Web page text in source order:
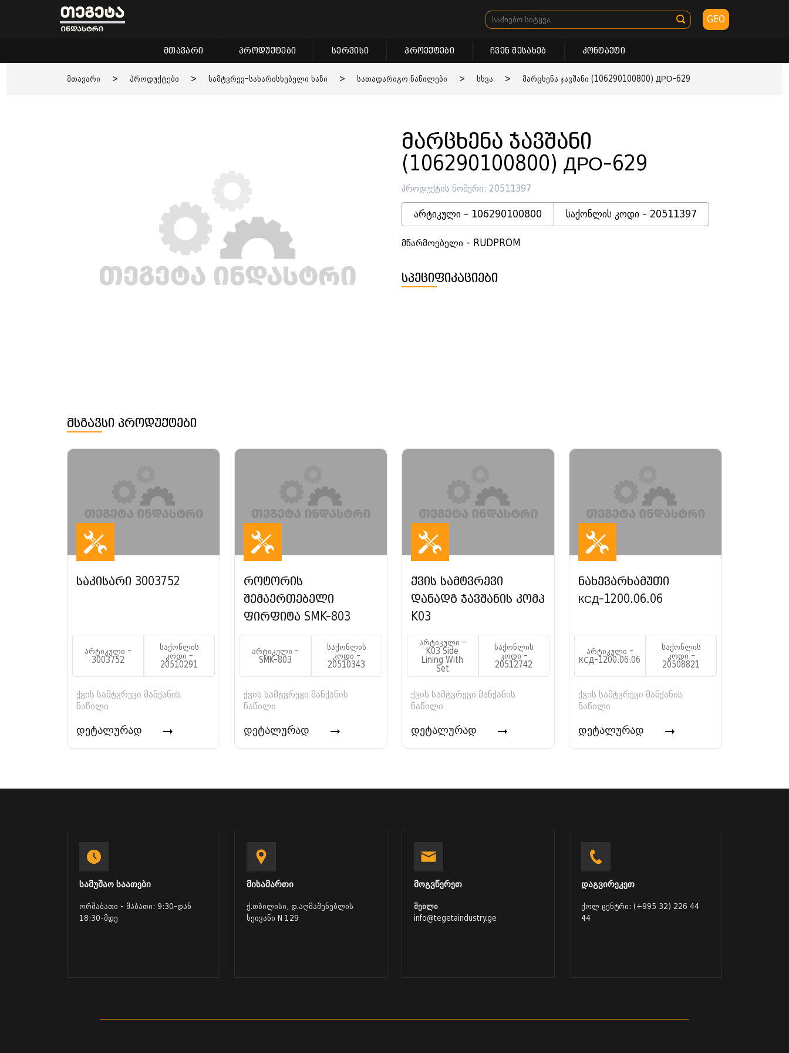
GEO
მთავარი პროდუქტები სერვისი პროექტები ჩვენ შესახებ კონტაქტი
მთავარი > პროდუქტები > სამტვრევ-სახარისხებელი ხაზი > სათადარიგო ნაწილები > სხვა > მარცხენა ჯავშანი (106290100800) ДРО-629
მარცხენა ჯავშანი
(106290100800) ДРО-629
პროდუქტის ნომერი: 20511397
არტიკული - 106290100800 საქონლის კოდი - 20511397
მწარმოებელი - RUDPROM
სპეციფიკაციები
მსგავსი პროდუქტები
საკისარი 3003752
არტიკული -
3003752
საქონლის
კოდი -
20510291
ქვის სამტვრევი მანქანის
ნაწილი
დეტალურად
როტორის
შემაერთებელი
ფირფიტა SMK-803
არტიკული -
SMK-803
საქონლის
კოდი -
20510343
ქვის სამტვრევი მანქანის
ნაწილი
დეტალურად
ქვის სამტვრევი
დანადგ ჯავშანის კომპ
K03
არტიკული -
K03 Side
Lining With
Set
საქონლის
კოდი -
20512742
ქვის სამტვრევი მანქანის
ნაწილი
დეტალურად
ნახევარხამუთი
КСД-1200.06.06
არტიკული -
КСД-1200.06.06
საქონლის
კოდი -
20508821
ქვის სამტვრევი მანქანის
ნაწილი
დეტალურად
სამუშაო საათები
ორშაბათი - შაბათი: 9:30-დან
18:30-მდე
მისამართი
ქ.თბილისი, დ.აღმაშენებლის
ხეივანი N 129
მოგვწერეთ
მეილი
info@tegetaindustry.ge
დაგვირეკეთ
ქოლ ცენტრი: (+995 32) 226 44
44